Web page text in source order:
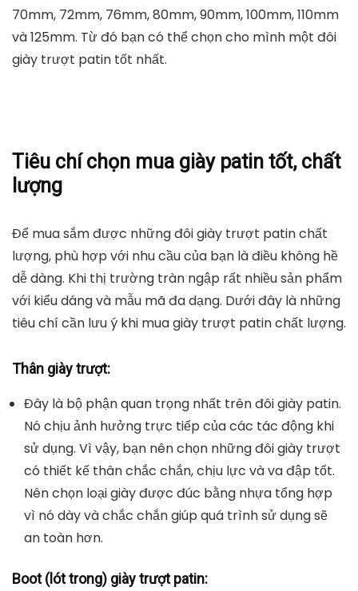
tiki.vn
Tùy thuộc vào loại trò chơi, bạn có thể chọn giày
trượt patin phù hợp. Bạn có thể lắp 3 bánh xe hoặc 5
bánh xe lớn nhỏ khác nhau. Đường kính của giày
patin tương đối phổ biến bao gồm 64mm, 68mm,
70mm, 72mm, 76mm, 80mm, 90mm, 100mm, 110mm
giày trượt patin tốt nhất.
Tiêu chí chọn mua giày patin tốt, chất
lượng
Để mua sắm được những đôi giày trượt patin chất
lượng, phù hợp với nhu cầu của bạn là điều không hề